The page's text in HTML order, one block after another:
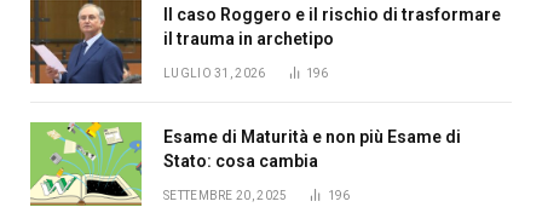
Il caso Roggero e il rischio di trasformare
il trauma in archetipo
LUGLIO 31, 2026 196
Esame di Maturità e non più Esame di
Stato: cosa cambia
SETTEMBRE 20, 2025 196